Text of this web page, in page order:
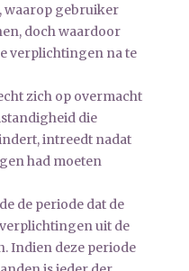
waarop gebruiker
doch waardoor
verplichtingen na te
zich op overmacht
die
intreedt nadat
had moeten
de periode dat de
uit de
Indien deze periode